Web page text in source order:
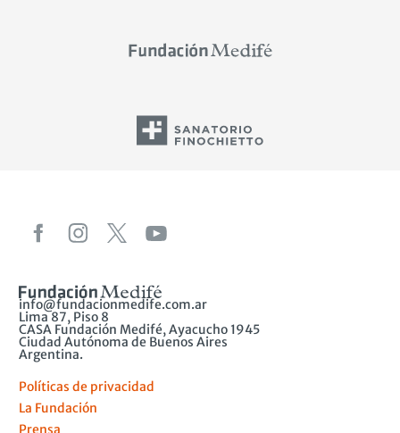
info@fundacionmedife.com.ar
Lima 87, Piso 8
CASA Fundación Medifé, Ayacucho 1945
Ciudad Autónoma de Buenos Aires
Argentina.
Políticas de privacidad
La Fundación
Prensa